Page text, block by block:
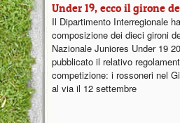
Under 19, ecco il girone
Il Dipartimento Interregionale
composizione dei dieci gironi
Nazionale Juniores Under 19
pubblicato il relativo
competizione: i rossoneri nel
al via il 12 settembre